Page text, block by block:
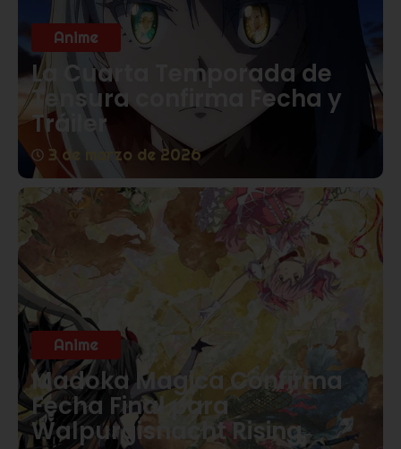
Anime
La Cuarta Temporada de
Tensura confirma Fecha y
Tráiler
3 de marzo de 2026
Anime
Madoka Magica Confirma
Fecha Final para
Walpurgisnacht Rising